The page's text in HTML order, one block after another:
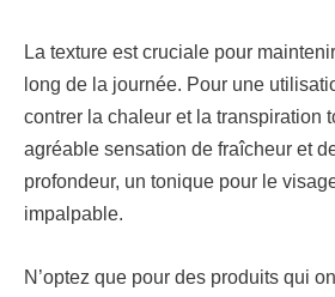
La texture est cruciale pour
long de la journée. Pour une
contrer la chaleur et la transpiration
agréable sensation de fraîcheur et
profondeur, un tonique pour le
impalpable.
N’optez que pour des produits qui